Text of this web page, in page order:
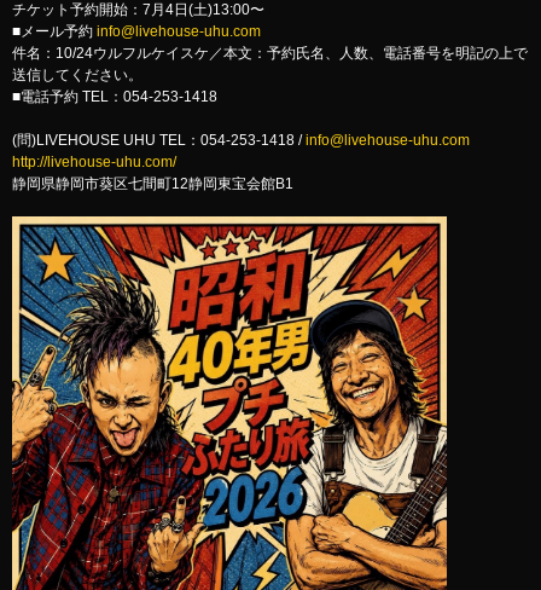
チケット予約開始：7月4日(土)13:00〜
■メール予約 info@livehouse-uhu.com
件名：10/24ウルフルケイスケ／本文：予約氏名、人数、電話番号を明記の上で
送信してください。
■電話予約 TEL：054-253-1418
(問)LIVEHOUSE UHU TEL：054-253-1418 /info@livehouse-uhu.com
http://livehouse-uhu.com/
静岡県静岡市葵区七間町12静岡東宝会館B1